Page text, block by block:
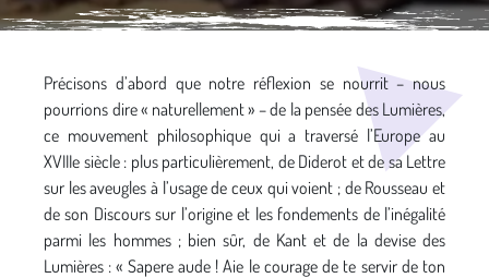
Précisons d’abord que notre réflexion se nourrit – nous
pourrions dire « naturellement » – de la pensée des Lumières,
ce mouvement philosophique qui a traversé l’Europe au
XVIIIe siècle : plus particulièrement, de Diderot et de sa Lettre
sur les aveugles à l’usage de ceux qui voient ; de Rousseau et
de son Discours sur l’origine et les fondements de l’inégalité
parmi les hommes ; bien sûr, de Kant et de la devise des
Lumières : « Sapere aude ! Aie le courage de te servir de ton